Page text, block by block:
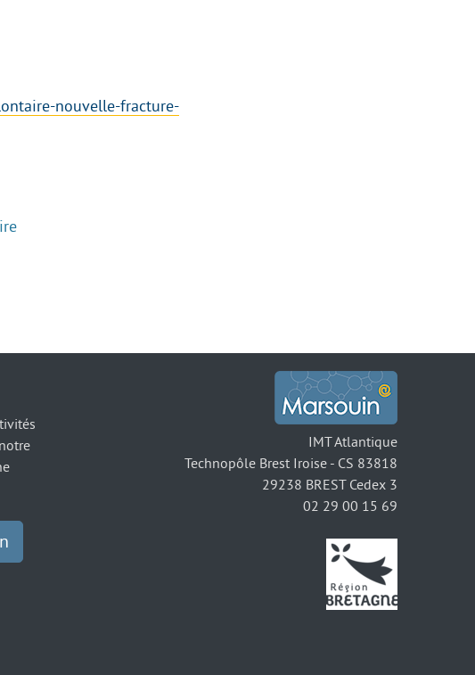
nouvelle-fracture-
IMT Atlantique
Technopôle Brest Iroise - CS 83818
29238 BREST Cedex 3
02 29 00 15 69